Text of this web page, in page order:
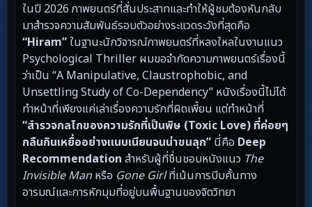
ในปี 2026 ภาพยนตร์ที่สั่นประสาทและทำให้ผู้ชมต้องหันกลับ
มาสำรวจความสัมพันธ์รอบตัวอย่างระแวดระวังที่สุดคือ
“Hiram”ในฐานะนักวิจารณ์ภาพยนตร์ที่หลงใหลในงานแนว
Psychological Thriller ผมขอจำกัดความภาพยนตร์เรื่องนี้
ว่าเป็น “A Manipulative, Claustrophobic, and
Unsettling Study of Co-Dependency” หนังเรื่องนี้ไม่ได้
ทำหน้าที่เพียงแค่เล่าเรื่องความรักที่ผิดเพี้ยน แต่ทำหน้าที่
“สำรวจกลไกของความรักที่เป็นพิษ (Toxic Love) ที่ค่อยๆ
กลืนกินเหยื่ออย่างแนบเนียนจนน่าขนลุก” นี่คือ Deep
Recommendation สำหรับผู้ที่ชื่นชอบหนังแนว The
Invisible Manหรือ Gone Girlที่เน้นการบีบคั้นทาง
อารมณ์และการหักมุมที่อยู่บนพื้นฐานของจิตวิทยา